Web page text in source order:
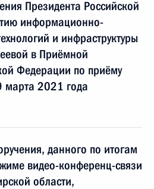
Президента Российской
информационно-
и инфраструктуры
в Приёмной
Федерации по приёму
марта 2021 года
данного по итогам
видео-конференц-связи
области,